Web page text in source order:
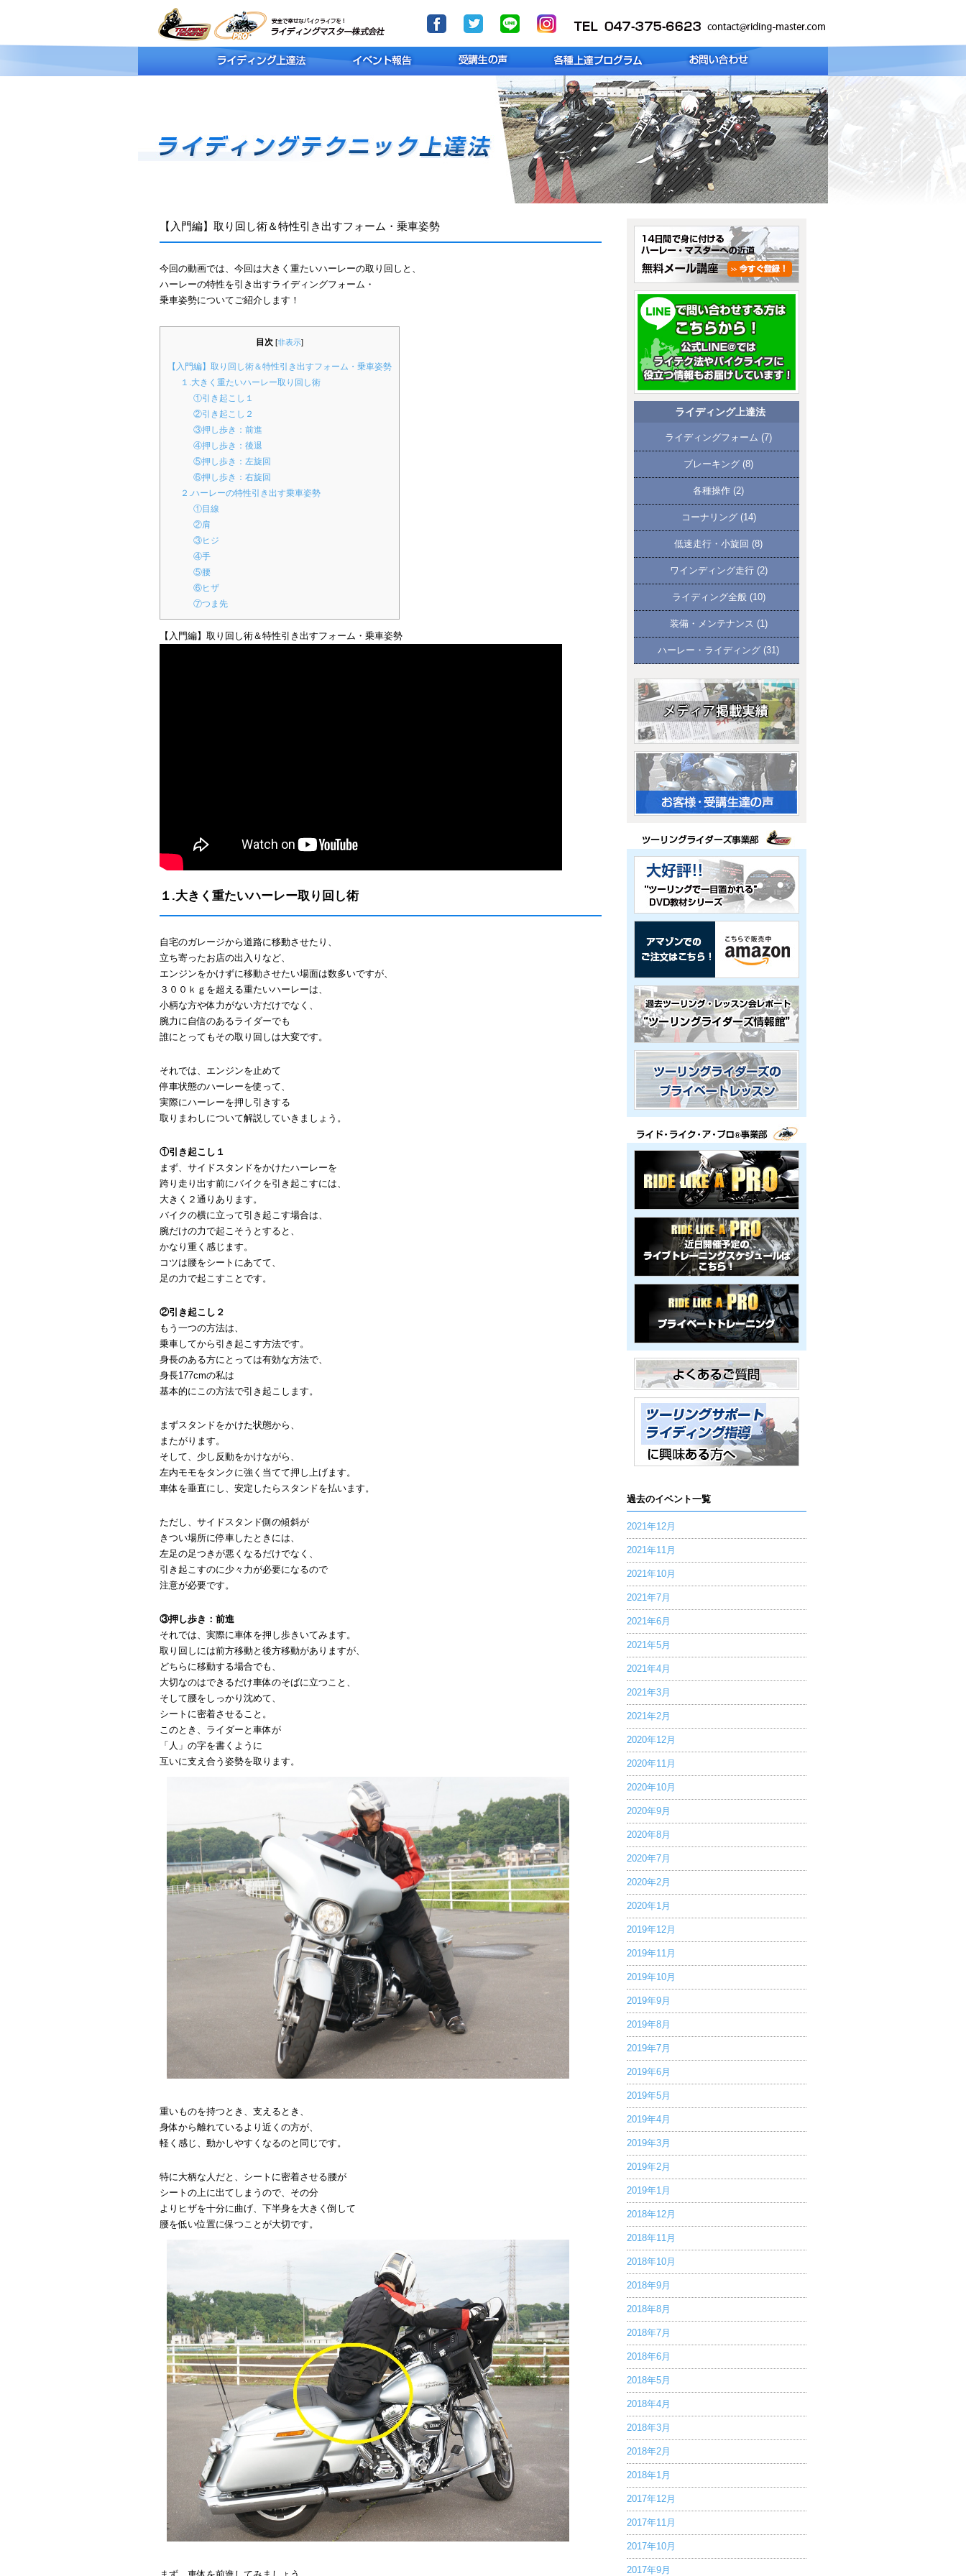
【入門編】取り回し術＆特性引き出すフォーム・乗車姿勢
今回の動画では、今回は大きく重たいハーレーの取り回しと、
ハーレーの特性を引き出すライディングフォーム・
乗車姿勢についてご紹介します！
目次 [非表示]
【入門編】取り回し術＆特性引き出すフォーム・乗車姿勢
１.大きく重たいハーレー取り回し術
①引き起こし１
②引き起こし２
③押し歩き：前進
④押し歩き：後退
⑤押し歩き：左旋回
⑥押し歩き：右旋回
２.ハーレーの特性引き出す乗車姿勢
①目線
②肩
③ヒジ
④手
⑤腰
⑥ヒザ
⑦つま先
【入門編】取り回し術＆特性引き出すフォーム・乗車姿勢
１.大きく重たいハーレー取り回し術
自宅のガレージから道路に移動させたり、
立ち寄ったお店の出入りなど、
エンジンをかけずに移動させたい場面は数多いですが、
３００ｋｇを超える重たいハーレーは、
小柄な方や体力がない方だけでなく、
腕力に自信のあるライダーでも
誰にとってもその取り回しは大変です。
それでは、エンジンを止めて
停車状態のハーレーを使って、
実際にハーレーを押し引きする
取りまわしについて解説していきましょう。
①引き起こし１
まず、サイドスタンドをかけたハーレーを
跨り走り出す前にバイクを引き起こすには、
大きく２通りあります。
バイクの横に立って引き起こす場合は、
腕だけの力で起こそうとすると、
かなり重く感じます。
コツは腰をシートにあてて、
足の力で起こすことです。
②引き起こし２
もう一つの方法は、
乗車してから引き起こす方法です。
身長のある方にとっては有効な方法で、
身長177cmの私は
基本的にこの方法で引き起こします。
まずスタンドをかけた状態から、
またがります。
そして、少し反動をかけながら、
左内モモをタンクに強く当てて押し上げます。
車体を垂直にし、安定したらスタンドを払います。
ただし、サイドスタンド側の傾斜が
きつい場所に停車したときには、
左足の足つきが悪くなるだけでなく、
引き起こすのに少々力が必要になるので
注意が必要です。
③押し歩き：前進
それでは、実際に車体を押し歩きいてみます。
取り回しには前方移動と後方移動がありますが、
どちらに移動する場合でも、
大切なのはできるだけ車体のそばに立つこと、
そして腰をしっかり沈めて、
シートに密着させること。
このとき、ライダーと車体が
「人」の字を書くように
互いに支え合う姿勢を取ります。
重いものを持つとき、支えるとき、
身体から離れているより近くの方が、
軽く感じ、動かしやすくなるのと同じです。
特に大柄な人だと、シートに密着させる腰が
シートの上に出てしまうので、その分
よりヒザを十分に曲げ、下半身を大きく倒して
腰を低い位置に保つことが大切です。
ライディング上達法
ライディングフォーム (7)
ブレーキング (8)
各種操作 (2)
コーナリング(14)
低速走行・小旋回 (8)
ワインディング走行(2)
ライディング全般 (10)
装備・メンテナンス (1)
ハーレー・ライディング (31)
過去のイベント一覧
2021年12月
2021年11月
2021年10月
2021年7月
2021年6月
2021年5月
2021年4月
2021年3月
2021年2月
2020年12月
2020年11月
2020年10月
2020年9月
2020年8月
2020年7月
2020年2月
2020年1月
2019年12月
2019年11月
2019年10月
2019年9月
2019年8月
2019年7月
2019年6月
2019年5月
2019年4月
2019年3月
2019年2月
2019年1月
2018年12月
2018年11月
2018年10月
2018年9月
2018年8月
2018年7月
2018年6月
2018年5月
2018年4月
2018年3月
2018年2月
2018年1月
2017年12月
2017年11月
2017年10月
2017年9月